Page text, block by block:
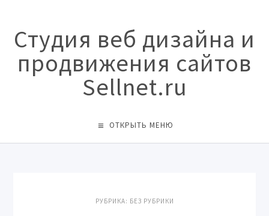
Студия веб дизайна и
продвижения сайтов
Sellnet.ru
ОТКРЫТЬ МЕНЮ
РУБРИКА: БЕЗ РУБРИКИ